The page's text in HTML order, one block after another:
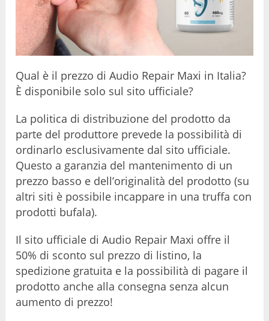
Qual è il prezzo di Audio Repair Maxi in Italia?
È disponibile solo sul sito ufficiale?
La politica di distribuzione del prodotto da
parte del produttore prevede la possibilità di
ordinarlo esclusivamente dal sito ufficiale.
Questo a garanzia del mantenimento di un
prezzo basso e dell’originalità del prodotto (su
altri siti è possibile incappare in una truffa con
prodotti bufala).
Il sito ufficiale di Audio Repair Maxi offre il
50% di sconto sul prezzo di listino, la
spedizione gratuita e la possibilità di pagare il
prodotto anche alla consegna senza alcun
aumento di prezzo!